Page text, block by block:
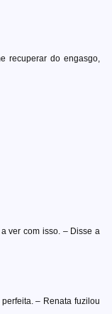
recuperar do engasgo,
ver com isso. – Disse a
– Renata fuzilou